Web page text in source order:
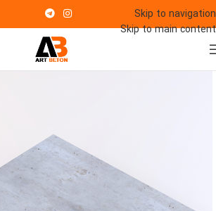
Skip to navigation
Skip to main content